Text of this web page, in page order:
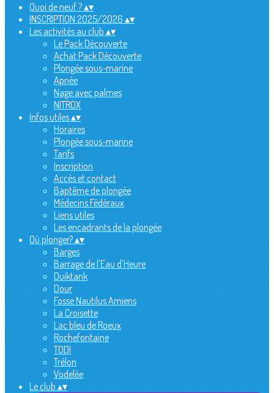
Quoi de neuf ?▴▾
INSCRIPTION 2025/2026 ▴▾
Les activités au club ▴▾
Le Pack Découverte
Achat Pack Découverte
Plongée sous-marine
Apnée
Nage avec palmes
NITROX
Infos utiles▴▾
Horaires
Plongée sous-marine
Tarifs
Inscription
Accès et contact
Baptême de plongée
Médecins Fédéraux
Liens utiles
Les encadrants de la plongée
Où plonger?▴▾
Barges
Barrage de l'Eau d'Heure
Duiktank
Dour
Fosse Nautilus Amiens
La Croisette
Lac bleu de Roeux
Rochefontaine
TODI
Trélon
Vodelée
Le club ▴▾